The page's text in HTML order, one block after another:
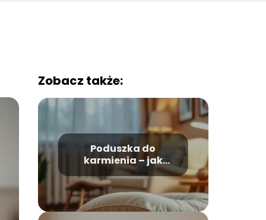
Zobacz także:
Poduszka do
karmienia – jak
używać?